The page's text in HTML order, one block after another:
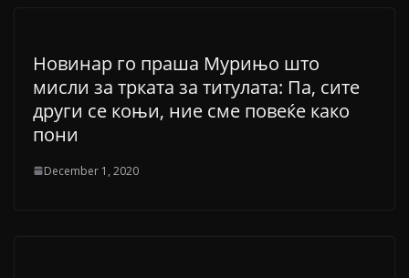
Новинар го праша Мурињо што
мисли за трката за титулата: Па, сите
други се коњи, ние сме повеќе како
пони
December 1, 2020